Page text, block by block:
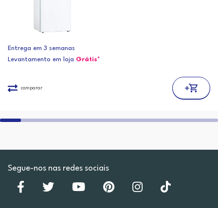
Entrega em 3 semanas
Levantamento em loja Grátis*
comparar
Segue-nos nas redes sociais